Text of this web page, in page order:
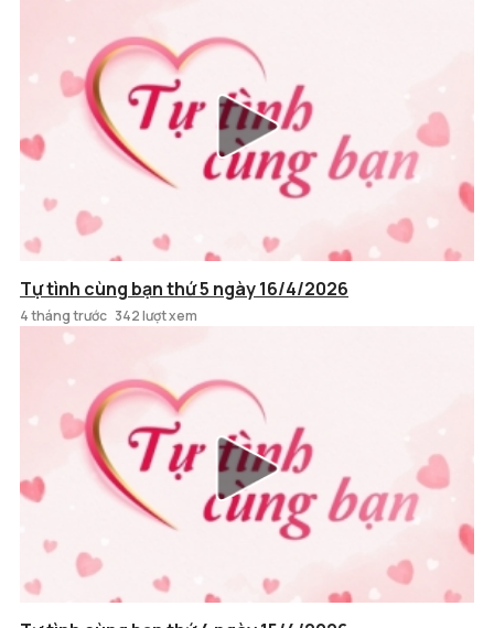
Tự tình cùng bạn thứ 5 ngày 16/4/2026
4 tháng trước 342 lượt xem